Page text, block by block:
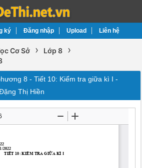
ký Đăng nhập Upload Liên hệ
Cơ Sở › Lớp 8 ›
8 - Tiết 10: Kiểm tra giữa kì I -
Thị Hiền